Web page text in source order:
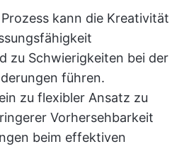
kann die Kreativität
zu Schwierigkeiten bei der
führen.
zu flexibler Ansatz zu
Vorhersehbarkeit
beim effektiven